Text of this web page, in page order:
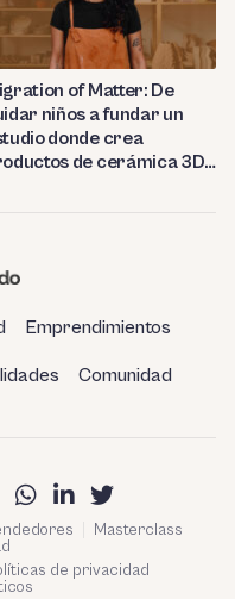
of Matter: De
niños a fundar un
donde crea
de cerámica 3D
Emprendimientos
Comunidad
Masterclass
de privacidad